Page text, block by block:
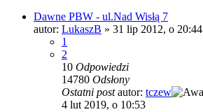
Dawne PBW - ul.Nad Wisłą 7
autor: LukaszB » 31 lip 2012, o 20:44
1
2
10 Odpowiedzi
14780 Odsłony
Ostatni postautor: tczew
4 lut 2019, o 10:53